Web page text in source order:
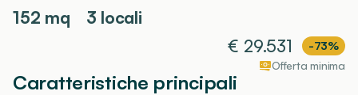
152 mq
3 locali
€ 29.531
-73%
Offerta minima
Caratteristiche principali